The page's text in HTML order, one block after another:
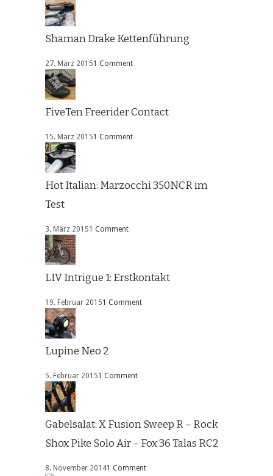
Shaman Drake Kettenführung
27. März 20151 Comment
FiveTen Freerider Contact
15. März 20151 Comment
Hot Italian: Marzocchi 350NCR im
Test
3. März 20151 Comment
LIV Intrigue 1: Erstkontakt
19. Februar 20151 Comment
Lupine Neo 2
5. Februar 20151 Comment
Gabelsalat: X Fusion Sweep R – Rock
Shox Pike Solo Air – Fox 36 Talas RC2
8. November 20141 Comment